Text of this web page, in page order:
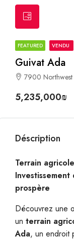
FEATURED VENDU
Guivat Ada
7900 Northwest
5,235,000₪
Déscription
Terrain
prospère
Découvrez une
un terrain
Ada, un endroit